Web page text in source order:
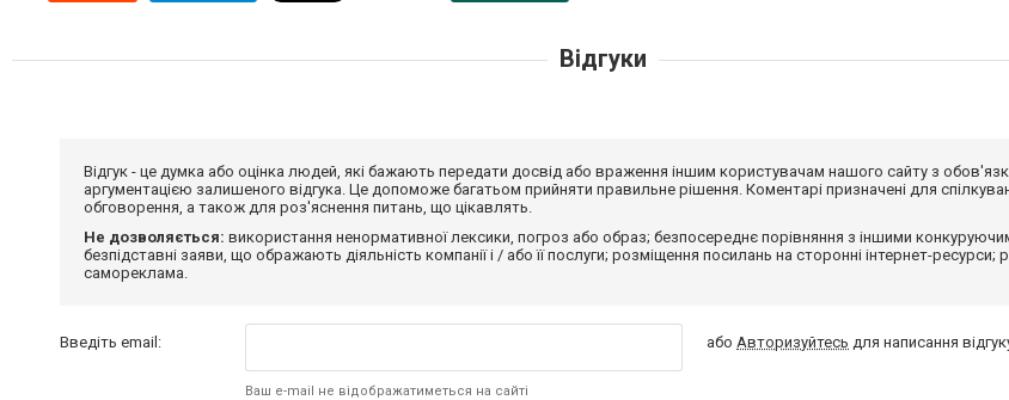
Відгуки
Відгук - це думка або оцінка людей, які бажають передати досвід або враження іншим користувачам нашого сайту з
аргументацією залишеного відгука. Це допоможе багатьом прийняти правильне рішення. Коментарі призначені для
обговорення, а також для роз'яснення питань, що цікавлять.
Не дозволяється: використання ненормативної лексики, погроз або образ; безпосереднє порівняння з іншими
безпідставні заяви, що ображають діяльність компанії і / або її послуги; розміщення посилань на сторонні інтернет-ресурси;
самореклама.
Введіть email:
Ваш e-mail не відображатиметься на сайті
абоАвторизуйтесь для написання